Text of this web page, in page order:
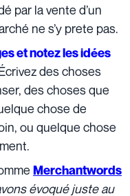
par la vente d’un
ne s’y prete pas.
et notez les idées
des choses
des choses que
chose de
ou quelque chose
Merchantwords
évoqué juste au